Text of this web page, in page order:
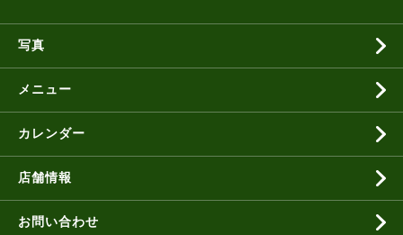
写真
メニュー
カレンダー
店舗情報
お問い合わせ